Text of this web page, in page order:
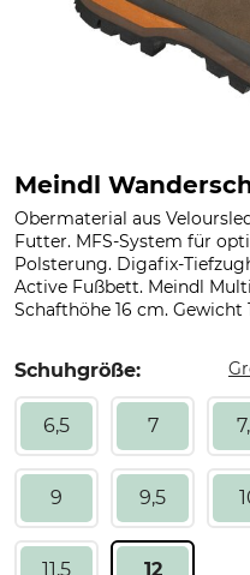
Meindl
Obermaterial aus
Futter. MFS-System für
Polsterung. Digafix-
Active Fußbett. Meindl
Schafthöhe 16 cm. Gewicht
Schuhgröße:
6,5 7
9 9,5
11,5 12